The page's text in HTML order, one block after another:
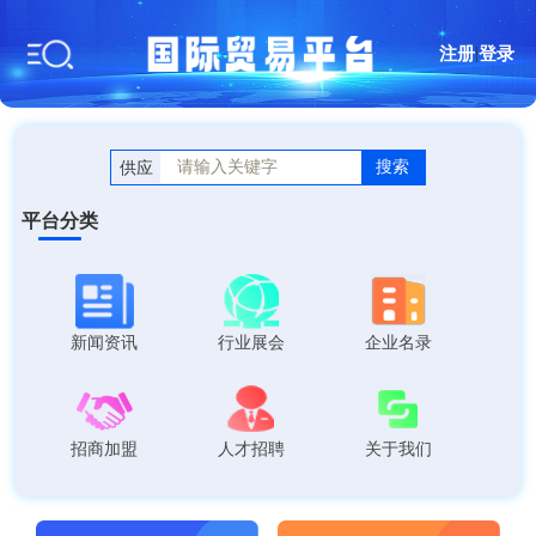
注册 |登录
供应 搜索
平台分类
新闻资讯 行业展会 企业名录
招商加盟 人才招聘 关于我们